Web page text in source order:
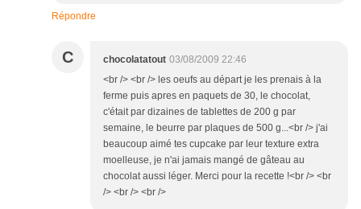
Répondre
C chocolatatout 03/08/2009 22:46
<br /> <br /> les oeufs au départ je les prenais à la
ferme puis apres en paquets de 30, le chocolat,
c'était par dizaines de tablettes de 200 g par
semaine, le beurre par plaques de 500 g...<br /> j'ai
beaucoup aimé tes cupcake par leur texture extra
moelleuse, je n'ai jamais mangé de gâteau au
chocolat aussi léger. Merci pour la recette !<br /> <br
/> <br /> <br />